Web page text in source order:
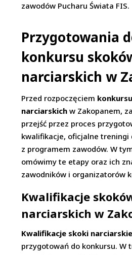
zawodów Pucharu Świata FIS.
Przygotowania
konkursu
narciarskich w
Przed rozpoczęciem
narciarskich w Zakopanem,
przejść przez proces
kwalifikacje, oficjalne treningi
z programem zawodów. W
omówimy te etapy oraz ich
zawodników i organizatorów
Kwalifikacje
narciarskich w
Kwalifikacje skoki narciarskie
przygotowań do konkursu. W